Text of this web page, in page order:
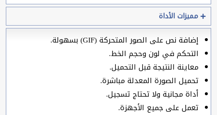
مميزات الأداة
إضافة نص على الصور المتحركة (GIF) بسهولة.
التحكم في لون وحجم الخط.
معاينة النتيجة قبل التحميل.
تحميل الصورة المعدلة مباشرة.
أداة مجانية ولا تحتاج تسجيل.
تعمل على جميع الأجهزة.